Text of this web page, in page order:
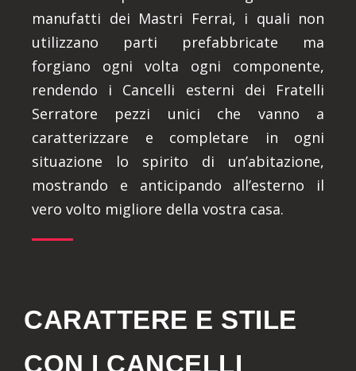
manufatti dei Mastri Ferrai, i quali non
utilizzano parti prefabbricate ma
forgiano ogni volta ogni componente,
rendendo i Cancelli esterni dei Fratelli
Serratore pezzi unici che vanno a
caratterizzare e completare in ogni
situazione lo spirito di un’abitazione,
mostrando e anticipando all’esterno il
vero volto migliore della vostra casa.
CARATTERE E STILE
CON I CANCELLI